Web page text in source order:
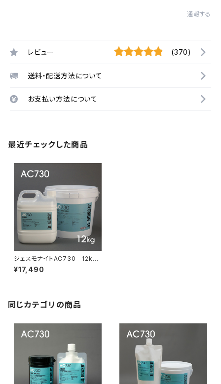
通報する
レビュー (370)
送料・配送方法について
お支払い方法について
最近チェックした商品
ジェスモナイトAC730 12kg
セット
¥17,490
同じカテゴリの商品